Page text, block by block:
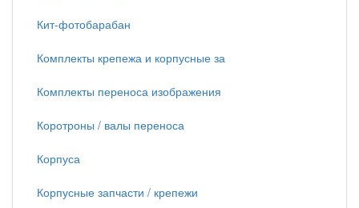
Кит-фотобарабан
Комплекты крепежа и корпусные за
Комплекты переноса изображения
Коротроны / валы переноса
Корпуса
Корпусные запчасти / крепежи